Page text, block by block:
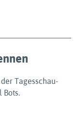
Tagesschau-
Bots.